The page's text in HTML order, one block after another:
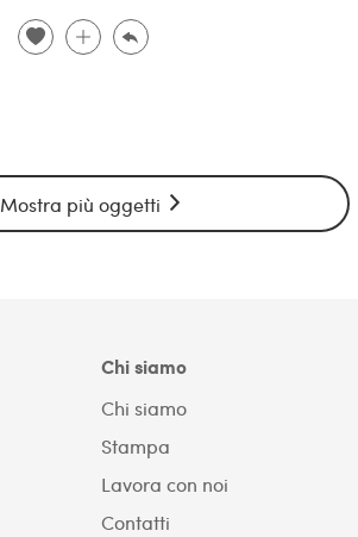
Mostra più oggetti
Chi siamo
Chi siamo
Stampa
Lavora con noi
Contatti